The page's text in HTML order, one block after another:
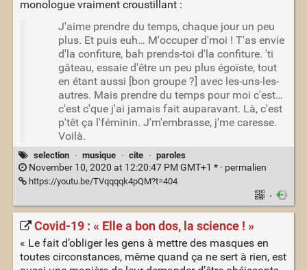
monologue vraiment croustillant :
J'aime prendre du temps, chaque jour un peu
plus. Et puis euh… M'occuper d'moi ! T'as envie
d'la confiture, bah prends-toi d'la confiture. 'ti
gâteau, essaie d'être un peu plus égoïste, tout
en étant aussi [bon groupe ?] avec les-uns-les-
autres. Mais prendre du temps pour moi c'est…
c'est c'que j'ai jamais fait auparavant. Là, c'est
p'têt ça l'féminin. J'm'embrasse, j'me caresse.
Voilà.
selection · musique · cite · paroles
November 10, 2020 at 12:20:47 PM GMT+1 * · permalien
https://youtu.be/TVqqqqk4pQM?t=404
·
Covid-19 : « Elle a bon dos, la science ! »
« Le fait d’obliger les gens à mettre des masques en
toutes circonstances, même quand ça ne sert à rien, est